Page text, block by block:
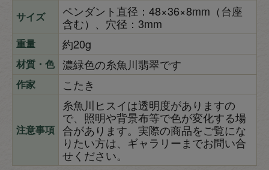
サイズ
ペンダント直径：48×36×8mm（台座
含む）、穴径：3mm
重量 約20g
材質・色 濃緑色の糸魚川翡翠です
作家 こたき
注意事項
糸魚川ヒスイは透明度がありますの
で、照明や背景布等で色が変化する場
合があります。実際の商品をご覧にな
りたい方は、ギャラリーまでお問い合
せください。